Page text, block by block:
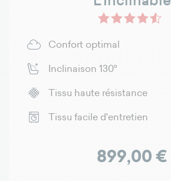
Confort optimal
Inclinaison 130°
Tissu haute résistance
Tissu facile d'entretien
Prix
899,00 €